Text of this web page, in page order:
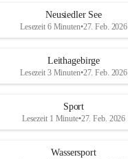
wirtschaftlichen
zur Bekämpfung
Amerikanischen
EU Nr. 18
r
S
Neusiedler See
Lesezeit 6 Minuten•27. Feb. 2026
Leithagebirge
Lesezeit 3 Minuten•27. Feb. 2026
Sport
Lesezeit 1 Minute•27. Feb. 2026
Wassersport